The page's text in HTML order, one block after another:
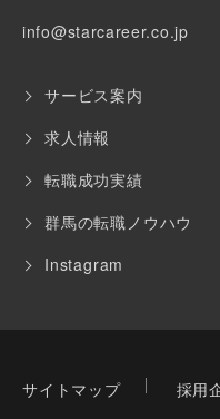
info@starcareer.co.jp
サービス案内
求人情報
転職成功実績
群馬の転職ノウハウ
Instagram
サイトマップ 採用